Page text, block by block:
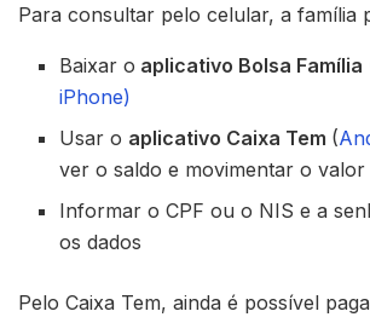
Para consultar pelo celular, a família
Baixar o aplicativo Bolsa Família
iPhone)
Usar o aplicativo Caixa Tem (
ver o saldo e movimentar o valor
Informar o CPF ou o NIS e a
os dados
Pelo Caixa Tem, ainda é possível